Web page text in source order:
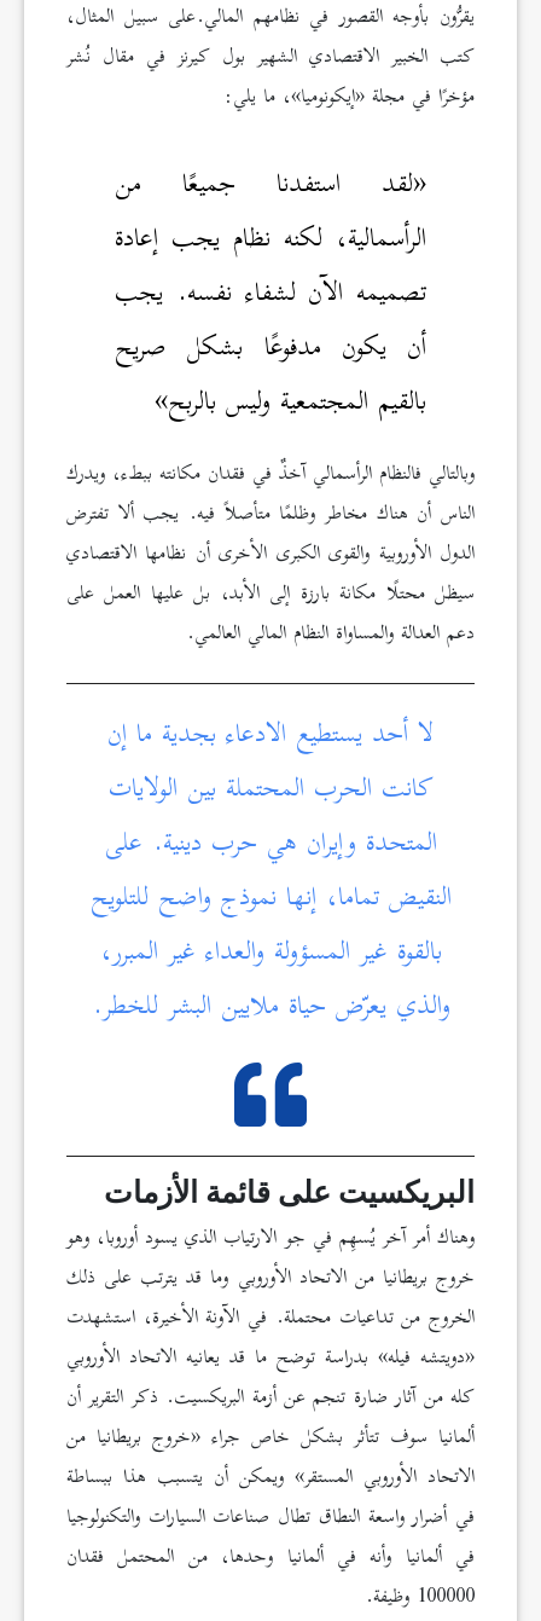
يقرُّون بأوجه القصور في نظامهم المالي.على سبيل المثال،
كتب الخبير الاقتصادي الشهير بول كيرنز في مقال نُشر
مؤخرًا في مجلة «إيكونوميا»، ما يلي:
«لقد استفدنا جميعًا من
الرأسمالية، لكنه نظام يجب إعادة
تصميمه الآن لشفاء نفسه. يجب
أن يكون مدفوعًا بشكل صريح
بالقيم المجتمعية وليس بالربح»
وبالتالي فالنظام الرأسمالي آخذٌ في فقدان مكانته ببطء، ويدرك
الناس أن هناك مخاطر وظلمًا متأصلاً فيه. يجب ألا تفترض
الدول الأوروبية والقوى الكبرى الأخرى أن نظامها الاقتصادي
سيظل محتلًا مكانة بارزة إلى الأبد، بل عليها العمل على
دعم العدالة والمساواة النظام المالي العالمي.
لا أحد يستطيع الادعاء بجدية ما إن
كانت الحرب المحتملة بين الولايات
المتحدة وإيران هي حرب دينية. على
النقيض تماما، إنها نموذج واضح للتلويح
بالقوة غير المسؤولة والعداء غير المبرر،
والذي يعرّض حياة ملايين البشر للخطر.
البريكسيت على قائمة الأزمات
وهناك أمر آخر يُسهِم في جو الارتياب الذي يسود أوروبا، وهو
خروج بريطانيا من الاتحاد الأوروبي وما قد يترتب على ذلك
الخروج من تداعيات محتملة. في الآونة الأخيرة، استشهدت
«دويتشه فيله» بدراسة توضح ما قد يعانيه الاتحاد الأوروبي
كله من آثار ضارة تنجم عن أزمة البريكسيت. ذكر التقرير أن
ألمانيا سوف تتأثر بشكل خاص جراء «خروج بريطانيا من
الاتحاد الأوروبي المستقر» ويمكن أن يتسبب هذا ببساطة
في أضرار واسعة النطاق تطال صناعات السيارات والتكنولوجيا
في ألمانيا وأنه في ألمانيا وحدها، من المحتمل فقدان
100000 وظيفة.